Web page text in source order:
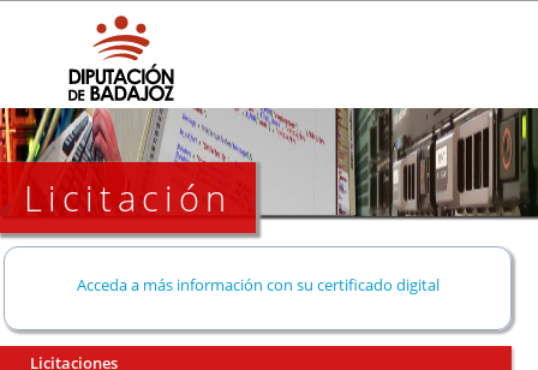
Licitación
Acceda a más información con su certificado digital
Licitaciones